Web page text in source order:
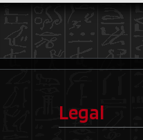
Legal